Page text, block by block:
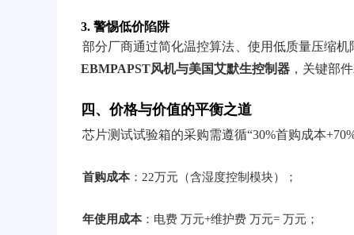
3. 警惕低价陷阱
部分厂商通过简化温控算法、使用低质量压缩机
EBMPAPST风机与美国艾默生控制器 ，关键部
四、价格与价值的平衡之道
芯片测试试验箱的采购需遵循“30%首购成本
首购成本：22万元（含湿度控制模块）；
年使用成本：电费 万元+维护费 万元= 万元；